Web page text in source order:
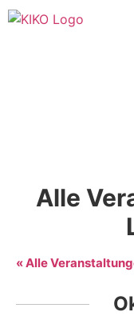
Alle
« Alle